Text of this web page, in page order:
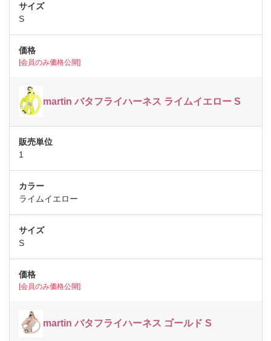
S
[会員のみ価格公開]
martin バタフライハーネス ライムイエロー S
1
ライムイエロー
S
[会員のみ価格公開]
martin バタフライハーネス ゴールド S